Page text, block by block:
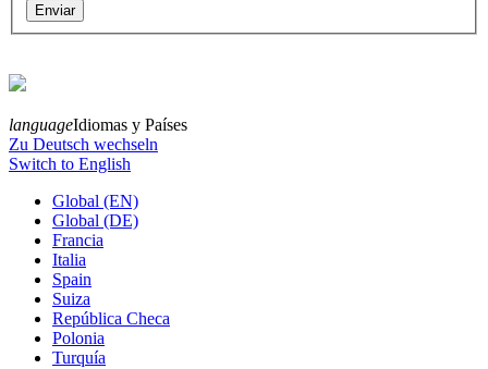
languageIdiomas y Países
Zu Deutsch wechseln
Switch to English
Global (EN)
Global (DE)
Francia
Italia
Spain
Suiza
República Checa
Polonia
Turquía